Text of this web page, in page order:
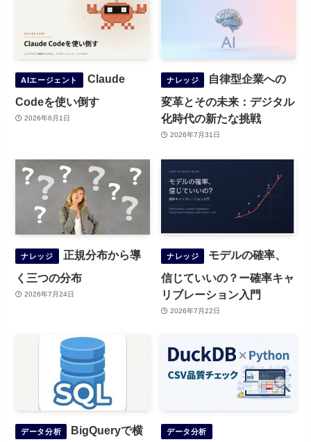
AIエージェント
Claude
Codeを使い倒す
2026年8月1日
ナレッジ
自律型企業への
変革とその未来：デジタル
化時代の新たな挑戦
2026年7月31日
ナレッジ
正規分布から導
く三つの分布
2026年7月24日
ナレッジ
モデルの確率、
信じていいの？ー確率キャ
リブレーション入門
2026年7月22日
データ分析
BigQueryで横
データ分析